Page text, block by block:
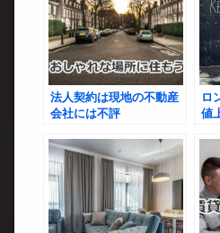
法人契約は現地の不動産
会社には不評
ロ
値